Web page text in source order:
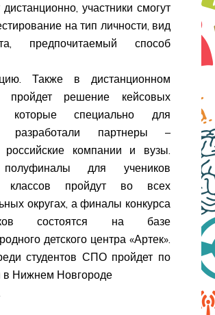
дистанционно, участники смогут
на тип личности, вид
предпочитаемый способ
Также в дистанционном
пройдет решение кейсовых
которые специально для
разработали партнеры –
российские компании и вузы.
для учеников
классов пройдут во всех
округах, а финалы конкурса
состоятся на базе
детского центра «Артек».
студентов СПО пройдет по
в Нижнем Новгороде